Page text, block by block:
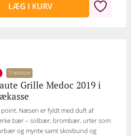
LÆG I KURV
Trækasse
Grille Medoc 2019 i
point. Næsen er fyldt med duft af
bær – solbær, brombær, urter som
og mynte samt skovbund og